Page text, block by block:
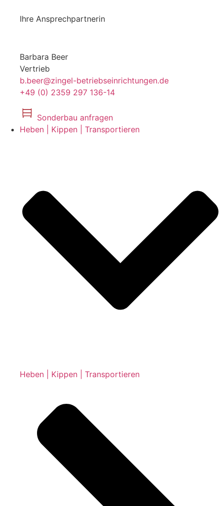
Ihre Ansprechpartnerin
Barbara Beer
Vertrieb
b.beer@zingel-betriebseinrichtungen.de
+49 (0) 2359 297 136-14
Sonderbau anfragen
Heben | Kippen | Transportieren
Heben | Kippen | Transportieren